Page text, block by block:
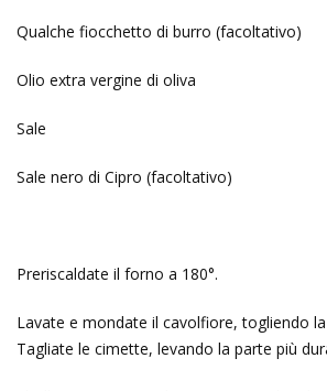
Qualche fiocchetto di burro (facoltativo)
Olio extra vergine di oliva
Sale
Sale nero di Cipro (facoltativo)
Preriscaldate il forno a 180°.
Lavate e mondate il cavolfiore, togliendo
Tagliate le cimette, levando la parte più